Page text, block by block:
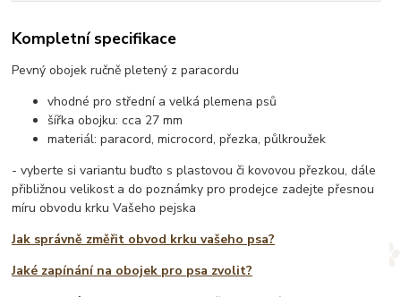
Kompletní specifikace
Pevný obojek ručně pletený z paracordu
vhodné pro střední a velká plemena psů
šířka obojku: cca 27 mm
materiál: paracord, microcord, přezka, půlkroužek
- vyberte si variantu buďto s plastovou či kovovou přezkou, dále
přibližnou velikost a do poznámky pro prodejce zadejte přesnou
míru obvodu krku Vašeho pejska
Jak správně změřit obvod krku vašeho psa?
Jaké zapínání na obojek pro psa zvolit?